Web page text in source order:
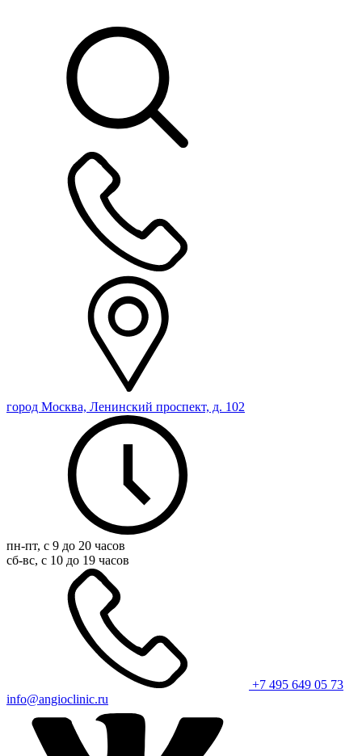
город Москва, Ленинский проспект, д. 102
пн-пт, с 9 до 20 часов
сб-вс, с 10 до 19 часов
+7 495 649 05 73
info@angioclinic.ru